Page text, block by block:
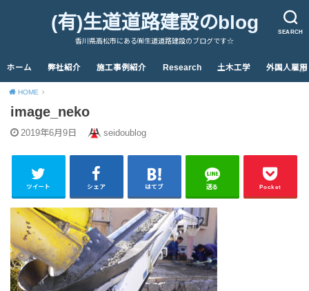
SEARCH
(有)生道道路建設のblog
香川県高松市にある㈲生道道路建設のブログです☆
ホーム 弊社紹介 施工事例紹介 Research 土木工学 外国人雇用
HOME
image_neko
2019年6月9日 seidoublog
ツイート シェア はてブ 送る Pocket